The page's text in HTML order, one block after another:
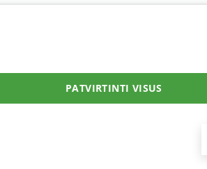
PATVIRTINTI VISUS